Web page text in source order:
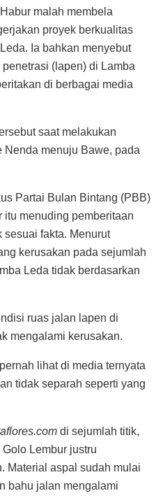
malah membela
proyek berkualitas
Ia bahkan menyebut
(lapen) di Lamba
di berbagai media
saat melakukan
Nenda menuju Bawe, pada
Partai Bulan Bintang (PBB)
itu menuding pemberitaan
fakta. Menurut
kerusakan pada sejumlah
Leda tidak berdasarkan
ruas jalan lapen di
mengalami kerusakan.
lihat di media ternyata
tidak separah seperti yang
di sejumlah titik,
Lembur justru
Material aspal sudah mulai
bahu jalan mengalami